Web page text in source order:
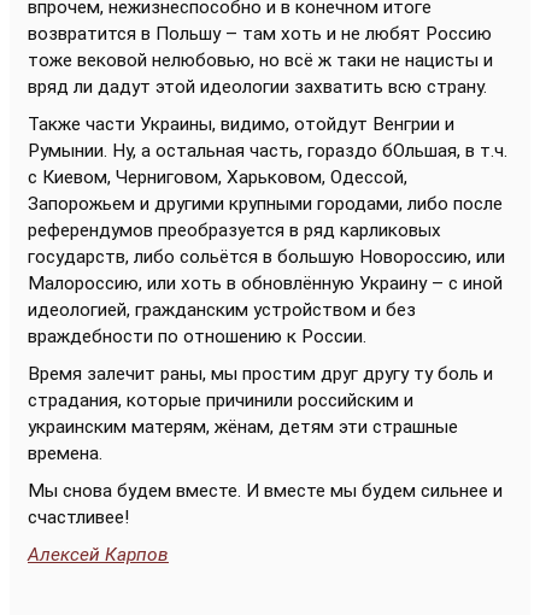
впрочем, нежизнеспособно и в конечном итоге
возвратится в Польшу – там хоть и не любят Россию
тоже вековой нелюбовью, но всё ж таки не нацисты и
вряд ли дадут этой идеологии захватить всю страну.
Также части Украины, видимо, отойдут Венгрии и
Румынии. Ну, а остальная часть, гораздо бОльшая, в т.ч.
с Киевом, Черниговом, Харьковом, Одессой,
Запорожьем и другими крупными городами, либо после
референдумов преобразуется в ряд карликовых
государств, либо сольётся в большую Новороссию, или
Малороссию, или хоть в обновлённую Украину – с иной
идеологией, гражданским устройством и без
враждебности по отношению к России.
Время залечит раны, мы простим друг другу ту боль и
страдания, которые причинили российским и
украинским матерям, жёнам, детям эти страшные
времена.
Мы снова будем вместе. И вместе мы будем сильнее и
счастливее!
Алексей Карпов